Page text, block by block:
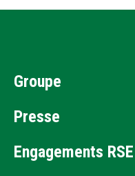
Groupe
Presse
Engagements RSE